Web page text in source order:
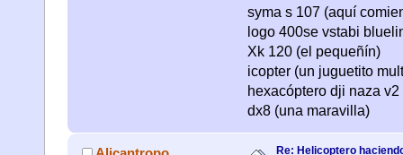
syma s 107 (aquí
logo 400se vstabi
Xk 120 (el pequeñín)
icopter (un juguetito
hexacóptero dji naza
dx8 (una maravilla)
Re: Helicoptero